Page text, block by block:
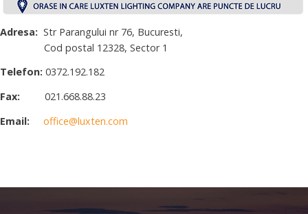
Adresa: Str Parangului nr 76, Bucuresti,
Cod postal 12328, Sector 1
Telefon: 0372.192.182
Fax: 021.668.88.23
Email: office@luxten.com